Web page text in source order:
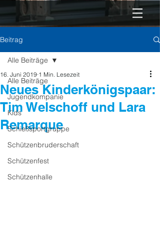
Beitrag
Alle Beiträge
Jugendkompanie
Kids
Schießsportgruppe
Schützenbruderschaft
Schützenfest
Schützenhalle
Alle Beiträge
Neues Kinderkönigspaar:
Tim Welschoff und Lara
Remarque
16. Juni 2019 1 Min. Lesezeit